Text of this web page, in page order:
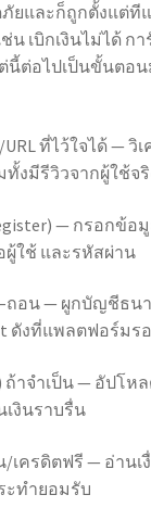
ยและก็ถูกตั้งแต่ที
น เบิกเงินไม่ได้ ก
ต่อไปเป็นขั้นตอ
ที่ไว้ใจได้ — วิ
งมีรีวิวจากผู้ใช้จริ
— กรอกข้อมู
ใช้ และรหัสผ่าน
ถอน — ผูกบัญชีธน
ดังที่แพลตฟอร์มร
ถ้าจำเป็น — อัปโห
งินราบรื่น
เครดิตฟรี — อ่านเ
ะทำยอมรับ